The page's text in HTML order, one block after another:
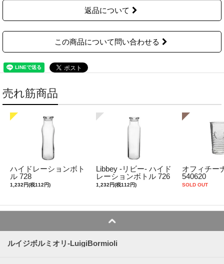
返品について
この商品について問い合わせる
売れ筋商品
ハイドレーションボト
ル 728
1,232円(税112円)
Libbey -リビー- ハイド
レーションボトル 726
1,232円(税112円)
オフィチー
540620
SOLD OUT
ルイジボルミオリ-LuigiBormioli